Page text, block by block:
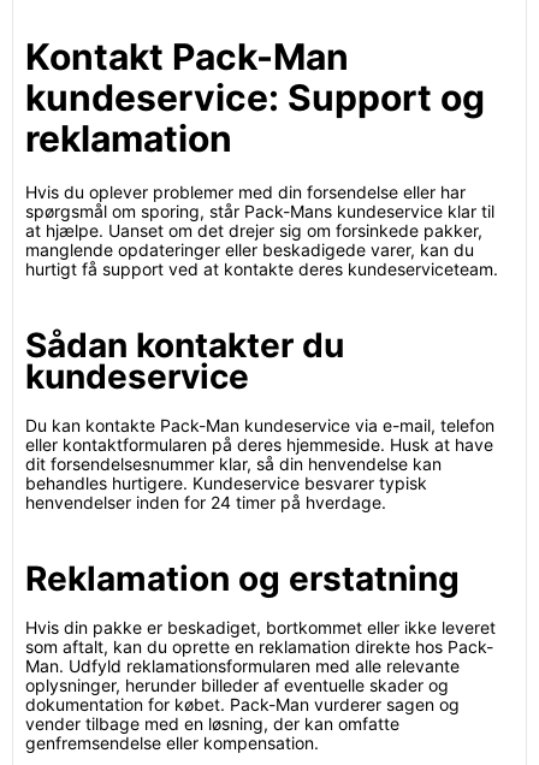
Kontakt Pack-Man
kundeservice: Support og
reklamation
Hvis du oplever problemer med din forsendelse eller har
spørgsmål om sporing, står Pack-Mans kundeservice klar til
at hjælpe. Uanset om det drejer sig om forsinkede pakker,
manglende opdateringer eller beskadigede varer, kan du
hurtigt få support ved at kontakte deres kundeserviceteam.
Sådan kontakter du
kundeservice
Du kan kontakte Pack-Man kundeservice via e-mail, telefon
eller kontaktformularen på deres hjemmeside. Husk at have
dit forsendelsesnummer klar, så din henvendelse kan
behandles hurtigere. Kundeservice besvarer typisk
henvendelser inden for 24 timer på hverdage.
Reklamation og erstatning
Hvis din pakke er beskadiget, bortkommet eller ikke leveret
som aftalt, kan du oprette en reklamation direkte hos Pack-
Man. Udfyld reklamationsformularen med alle relevante
oplysninger, herunder billeder af eventuelle skader og
dokumentation for købet. Pack-Man vurderer sagen og
vender tilbage med en løsning, der kan omfatte
genfremsendelse eller kompensation.